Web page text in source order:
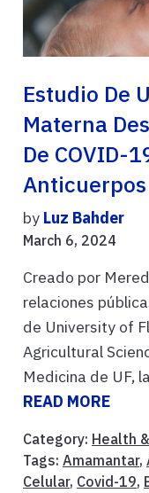
Estudio De
Materna
De COVID-
Anticuerpos
by Luz Bahder
March 6, 2024
Creado por
relaciones
de University of
Agricultural
Medicina de UF,
READ MORE
Category: Health
Tags: Amamantar,
Celular, Covid-19,